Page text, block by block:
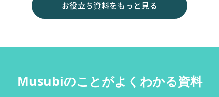
お役立ち資料をもっと見る
Musubiのことがよくわかる資料